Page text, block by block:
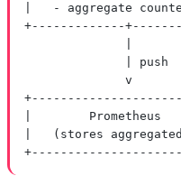
|   - aggregate
+-------------
| push
v
|
|   (stores